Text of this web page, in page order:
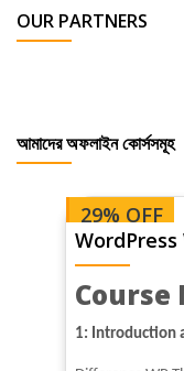
OUR PARTNERS
আমাদের অফলাইন কোর্সসমূহ
29% OFF
Course
1: Introduction